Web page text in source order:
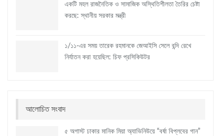
একটি মহল রাজনৈতিক ও সামাজিক অস্থিতিশীলতা তৈরির চেষ্টা
করছে: স্থানীয় সরকার মন্ত্রী
১/১১-এর সময় তারেক রহমানকে জেআইসি সেলে বন্দি রেখে
নির্যাতন করা হয়েছিল: চিফ প্রসিকিউটর
আলোচিত সংবাদ
৫ অগাস্ট ঢাকার মানিক মিয়া অ্যাভিনিউয়ে “বর্ষা বিপ্লবের গান”